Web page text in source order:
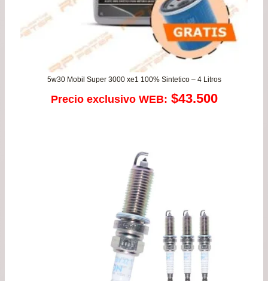
5w30 Mobil Super 3000 xe1 100% Sintetico – 4 Litros
Precio exclusivo WEB: $43.500